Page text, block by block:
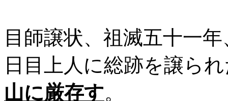
目師譲状、祖滅五十一
日目上人に総跡を譲ら
山に厳存す。